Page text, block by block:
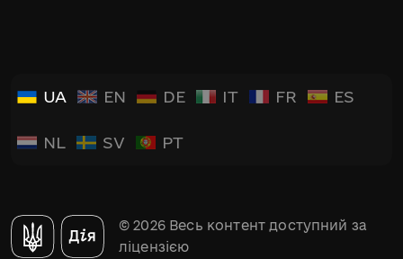
UA EN DE IT FR ES
NL SV PT
© 2026 Весь контент доступний за
ліцензією